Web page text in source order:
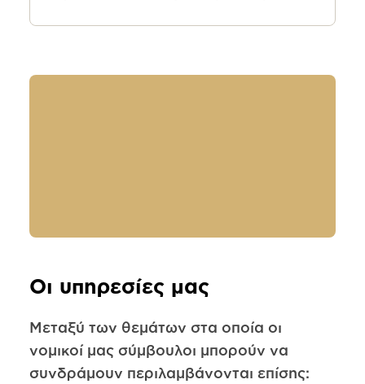
Οι υπηρεσίες μας
Μεταξύ των θεμάτων στα οποία οι
νομικοί μας σύμβουλοι μπορούν να
συνδράμουν περιλαμβάνονται επίσης: